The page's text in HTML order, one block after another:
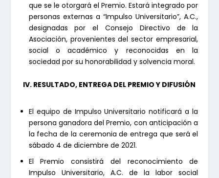
que se le otorgará el Premio. Estará integrado por
personas externas a “Impulso Universitario”, A.C.,
designadas por el Consejo Directivo de la
Asociación, provenientes del sector empresarial,
social o académico y reconocidas en la
sociedad por su honorabilidad y solvencia moral.
IV. RESULTADO, ENTREGA DEL PREMIO Y DIFUSIÓN
El equipo de Impulso Universitario notificará a la
persona ganadora del Premio, con anticipación a
la fecha de la ceremonia de entrega que será el
sábado 4 de diciembre de 2021.
El Premio consistirá del reconocimiento de
Impulso Universitario, A.C. de la labor social